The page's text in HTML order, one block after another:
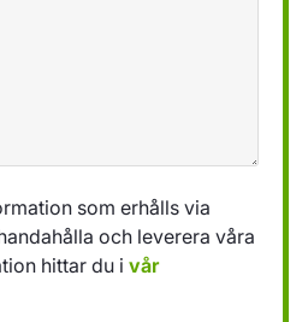
som erhålls via
och leverera våra
hittar du i vår